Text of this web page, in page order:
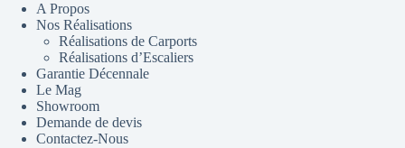
A Propos
Nos Réalisations
Réalisations de Carports
Réalisations d’Escaliers
Garantie Décennale
Le Mag
Showroom
Demande de devis
Contactez-Nous